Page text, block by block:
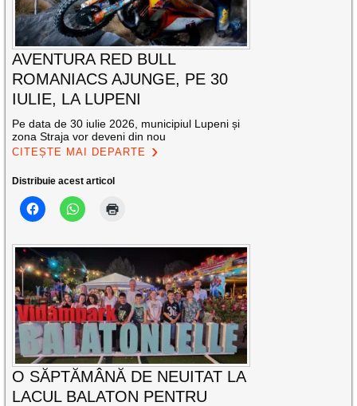
AVENTURA RED BULL
ROMANIACS AJUNGE, PE 30
IULIE, LA LUPENI
Pe data de 30 iulie 2026, municipiul Lupeni și
zona Straja vor deveni din nou
CITEȘTE MAI DEPARTE
Distribuie acest articol
O SĂPTĂMÂNĂ DE NEUITAT LA
LACUL BALATON PENTRU